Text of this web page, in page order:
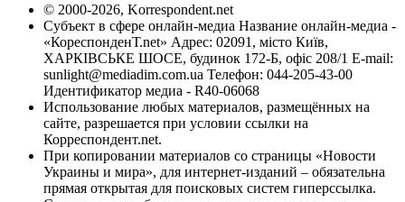
© 2000-2026, Korrespondent.net
Субъект в сфере онлайн-медиа Название онлайн-медиа -
«КореспонденТ.net» Адрес: 02091, місто Київ,
ХАРКІВСЬКЕ ШОСЕ, будинок 172-Б, офіс 208/1 E-mail:
sunlight@mediadim.com.ua Телефон: 044-205-43-00
Идентификатор медиа - R40-06068
Использование любых материалов, размещённых на
сайте, разрешается при условии ссылки на
Корреспондент.net.
При копировании материалов со страницы «Новости
Украины и мира», для интернет-изданий – обязательна
прямая открытая для поисковых систем гиперссылка.